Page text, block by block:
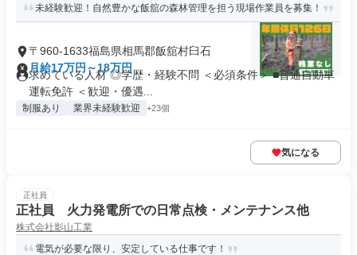
未経験歓迎！自然豊かな飯舘の森林管理を担う現場作業員を募集！
〒960-1633福島県相馬郡飯舘村臼石
月給17万円～18万円
求めている人材 ◎学歴・経験不問 ＜必須条件＞ ■普通自動車
運転免許 ＜歓迎・優遇...
制服あり 業界未経験歓迎 +23個
気になる
正社員
正社員 火力発電所での日常点検・メンテナンス他
株式会社影山工業
電気が必要な限り、安定している仕事です！